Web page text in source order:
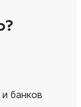
банков